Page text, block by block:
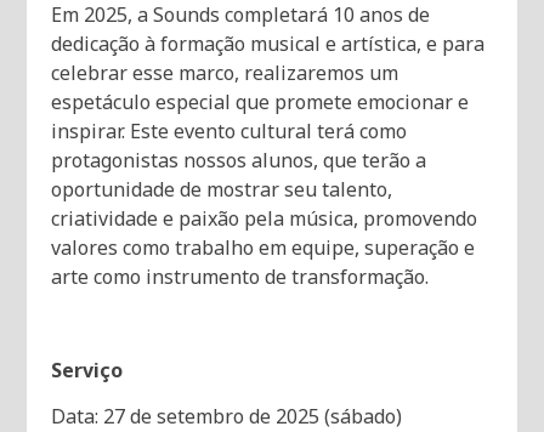
Em 2025, a Sounds completará 10 anos de
dedicação à formação musical e artística, e para
celebrar esse marco, realizaremos um
espetáculo especial que promete emocionar e
inspirar. Este evento cultural terá como
protagonistas nossos alunos, que terão a
oportunidade de mostrar seu talento,
criatividade e paixão pela música, promovendo
valores como trabalho em equipe, superação e
arte como instrumento de transformação.
Serviço
Data: 27 de setembro de 2025 (sábado)